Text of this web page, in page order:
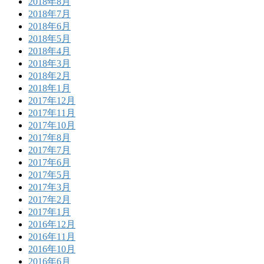
2018年7月
2018年6月
2018年5月
2018年4月
2018年3月
2018年2月
2018年1月
2017年12月
2017年11月
2017年10月
2017年8月
2017年7月
2017年6月
2017年5月
2017年3月
2017年2月
2017年1月
2016年12月
2016年11月
2016年10月
2016年6月